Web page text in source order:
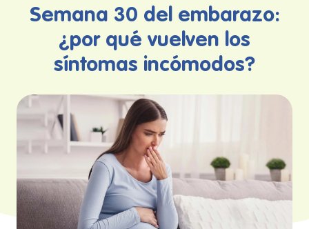
Semana 30 del embarazo:
¿por qué vuelven los
síntomas incómodos?